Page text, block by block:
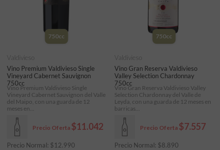
750cc
Vino Premium Valdivieso Single
Vineyard Cabernet Sauvignon
750cc
Precio Oferta $11.042
Precio Normal: $12.990
Valdivieso
Vino Premium Valdivieso Single
Vineyard Cabernet Sauvignon del Valle
del Maipo, con una guarda de 12
meses en...
750cc
Vino Gran Reserva Valdivieso
Valley Selection Chardonnay
750cc
Precio Oferta $7.557
Precio Normal: $8.890
Valdivieso
Vino Gran Reserva Valdivieso Valley
Selection Chardonnay del Valle de
Leyda, con una guarda de 12 meses en
barricas...